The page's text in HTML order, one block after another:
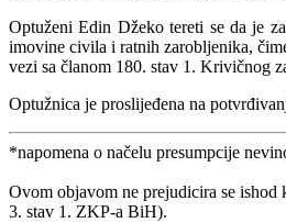
Optuženi Edin Džeko tereti se da je
imovine civila i ratnih zarobljenika,
vezi sa članom 180. stav 1. Krivičnog
Optužnica je proslijeđena na
*napomena o načelu presumpcije
Ovom objavom ne prejudicira se ishod
3. stav 1. ZKP-a BiH).